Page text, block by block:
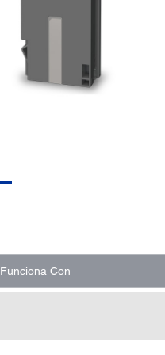
Funciona Con